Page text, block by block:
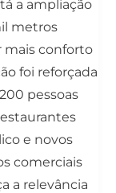
a ampliação
metros
mais conforto
foi reforçada
pessoas
e novos
comerciais
a relevância